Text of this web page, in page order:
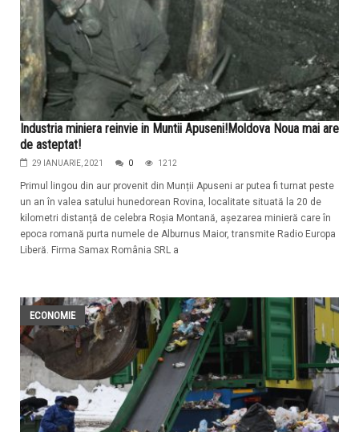
Industria miniera reinvie in Muntii Apuseni!Moldova Noua mai are
de asteptat!
29 IANUARIE, 2021 0 1212
Primul lingou din aur provenit din Munții Apuseni ar putea fi turnat peste
un an în valea satului hunedorean Rovina, localitate situată la 20 de
kilometri distanță de celebra Roșia Montană, așezarea minieră care în
epoca romană purta numele de Alburnus Maior, transmite Radio Europa
Liberă. Firma Samax România SRL a
ECONOMIE